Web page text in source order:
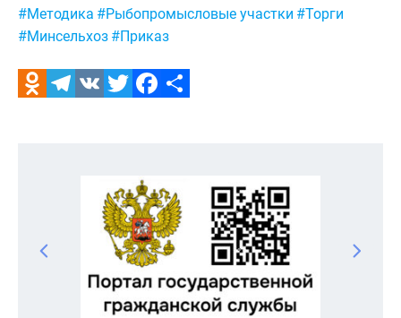
Метки:
#Методика #Рыбопромысловые участки #Торги
#Минсельхоз #Приказ